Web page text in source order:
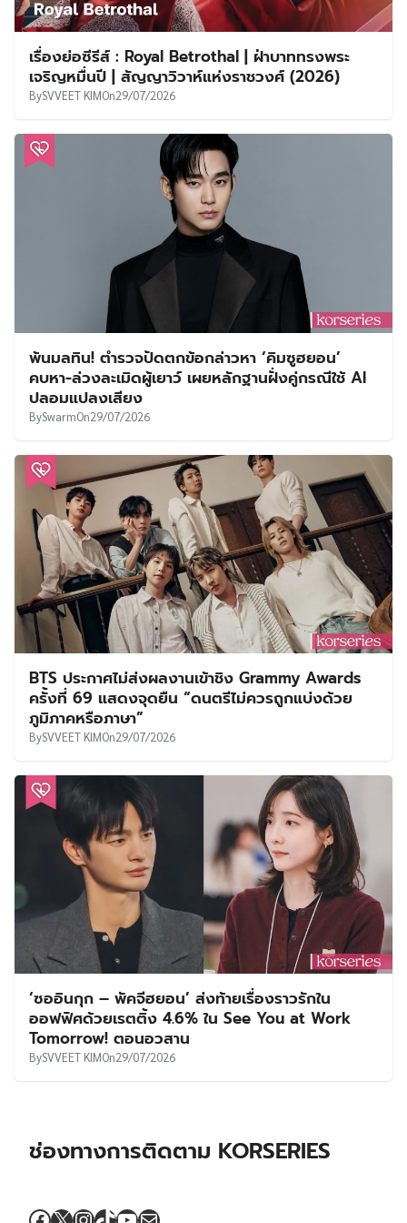
เรื่องย่อซีรีส์ : Royal Betrothal | ฝ่าบาททรงพระ
เจริญหมื่นปี | สัญญาวิวาห์แห่งราชวงศ์ (2026)
BySVVEET KIMOn29/07/2026
พ้นมลทิน! ตำรวจปัดตกข้อกล่าวหา ‘คิมซูฮยอน’
คบหา-ล่วงละเมิดผู้เยาว์ เผยหลักฐานฝั่งคู่กรณีใช้ AI
ปลอมแปลงเสียง
BySwarmOn29/07/2026
BTS ประกาศไม่ส่งผลงานเข้าชิง Grammy Awards
ครั้งที่ 69 แสดงจุดยืน “ดนตรีไม่ควรถูกแบ่งด้วย
ภูมิภาคหรือภาษา”
BySVVEET KIMOn29/07/2026
‘ซออินกุก – พัคจีฮยอน’ ส่งท้ายเรื่องราวรักใน
ออฟฟิศด้วยเรตติ้ง 4.6% ใน See You at Work
Tomorrow! ตอนอวสาน
BySVVEET KIMOn29/07/2026
ช่องทางการติดตาม KORSERIES